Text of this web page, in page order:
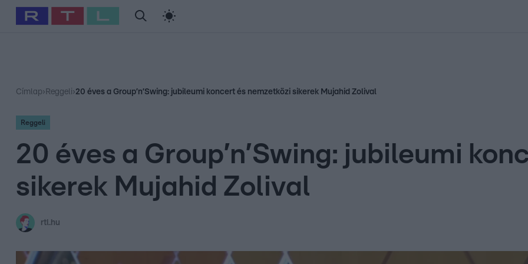
Babits Marcella Szellő István Most Wanted
Címlap› Reggeli›20 éves a Group’n’Swing: jubileumi koncert és nemzetközi sikerek Mujahid Zolival
Reggeli
20 éves a Group’n’Swing: jubileumi
sikerek Mujahid Zolival
rtl.hu